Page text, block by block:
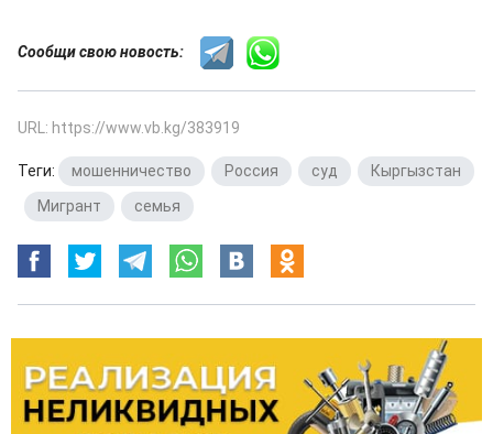
Сообщи свою новость:
URL: https://www.vb.kg/383919
Теги: мошенничество Россия суд
Кыргызстан
Мигрант семья